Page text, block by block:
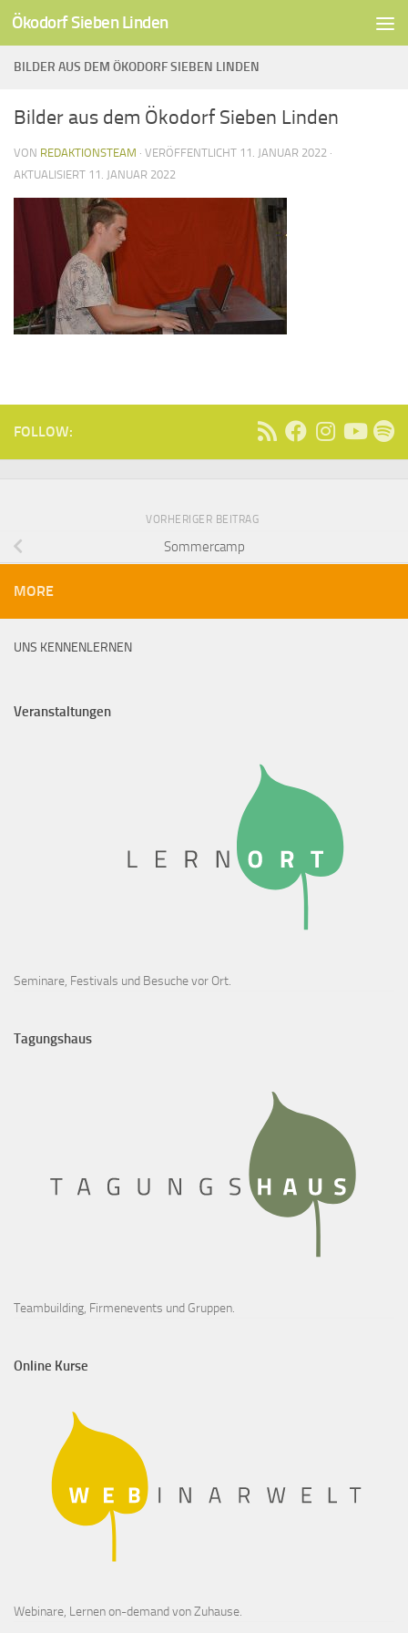
Unter dem Inhalt
Ökodorf Sieben Linden
BILDER AUS DEM ÖKODORF SIEBEN LINDEN
Bilder aus dem Ökodorf Sieben Linden
VON REDAKTIONSTEAM · VERÖFFENTLICHT 11. JANUAR 2022 ·
AKTUALISIERT 11. JANUAR 2022
FOLLOW:
VORHERIGER BEITRAG
Sommercamp
MORE
UNS KENNENLERNEN
Veranstaltungen
Seminare, Festivals und Besuche vor Ort.
Tagungshaus
Teambuilding, Firmenevents und Gruppen.
Online Kurse
Webinare, Lernen on-demand von Zuhause.